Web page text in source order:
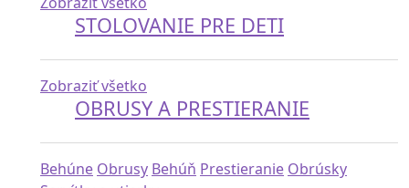
STOLOVANIE PRE DETI
Zobraziť všetko
OBRUSY A PRESTIERANIE
Behúne Obrusy Behúň Prestieranie Obrúsky